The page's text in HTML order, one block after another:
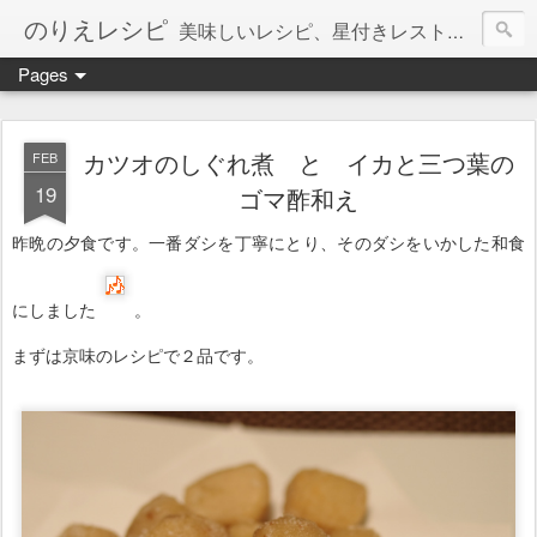
のりえレシピ 美味しいレシピ、星付きレストラン、絶品お取り寄せを紹介しています。
Pages
FEB
19
カツオのしぐれ煮 と イカと三つ葉の
ゴマ酢和え
昨晩の夕食です。一番ダシを丁寧にとり、そのダシをいかした和食
にしました
。
まずは京味のレシピで２品です。